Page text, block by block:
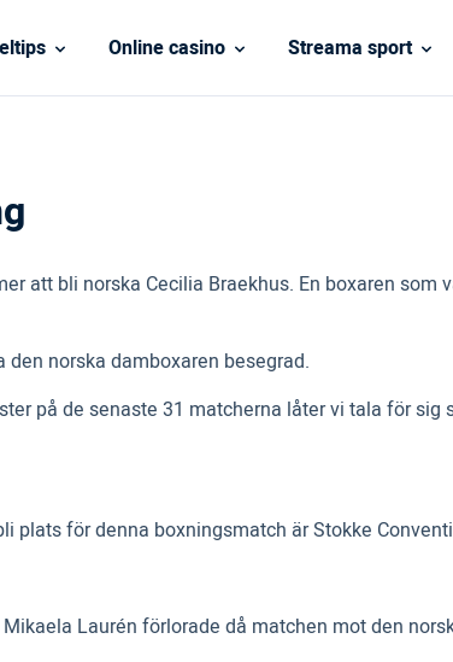
Online casino Streama sport
att bli norska Cecilia Braekhus. En boxaren som
norska damboxaren besegrad.
på de senaste 31 matcherna låter vi tala för sig
för denna boxningsmatch är Stokke
Laurén förlorade då matchen mot den